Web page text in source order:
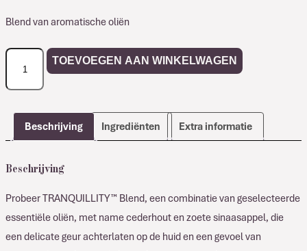
Blend van aromatische oliën
Comfort
Zone
TRANQUILLITY
aantal
TOEVOEGEN AAN WINKELWAGEN
Beschrijving Ingrediënten Extra informatie
Beschrijving
Probeer TRANQUILLITY™ Blend, een combinatie van geselecteerde
essentiële oliën, met name cederhout en zoete sinaasappel, die
een delicate geur achterlaten op de huid en een gevoel van